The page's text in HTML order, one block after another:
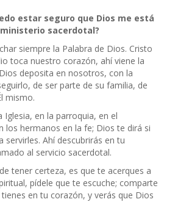
estar seguro que Dios me está
sacerdotal?
siempre la Palabra de Dios. Cristo
toca nuestro corazón, ahí viene la
deposita en nosotros, con la
de ser parte de su familia, de
mismo.
Iglesia, en la parroquia, en el
los hermanos en la fe; Dios te dirá si
servirles. Ahí descubrirás en tu
al servicio sacerdotal.
tener certeza, es que te acerques a
pídele que te escuche; comparte
en tu corazón, y verás que Dios